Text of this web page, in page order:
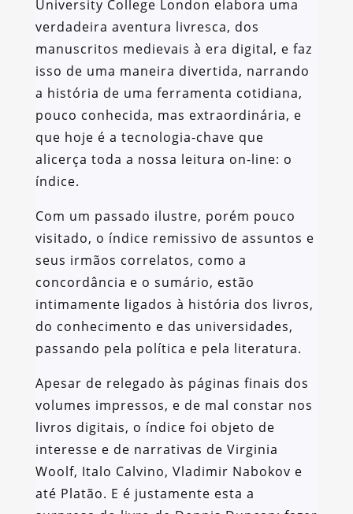
University College London elabora uma
verdadeira aventura livresca, dos
manuscritos medievais à era digital, e faz
isso de uma maneira divertida, narrando
a história de uma ferramenta cotidiana,
pouco conhecida, mas extraordinária, e
que hoje é a tecnologia-chave que
alicerça toda a nossa leitura on-line: o
índice.
Com um passado ilustre, porém pouco
visitado, o índice remissivo de assuntos e
seus irmãos correlatos, como a
concordância e o sumário, estão
intimamente ligados à história dos livros,
do conhecimento e das universidades,
passando pela política e pela literatura.
Apesar de relegado às páginas finais dos
volumes impressos, e de mal constar nos
livros digitais, o índice foi objeto de
interesse e de narrativas de Virginia
Woolf, Italo Calvino, Vladimir Nabokov e
até Platão. E é justamente esta a